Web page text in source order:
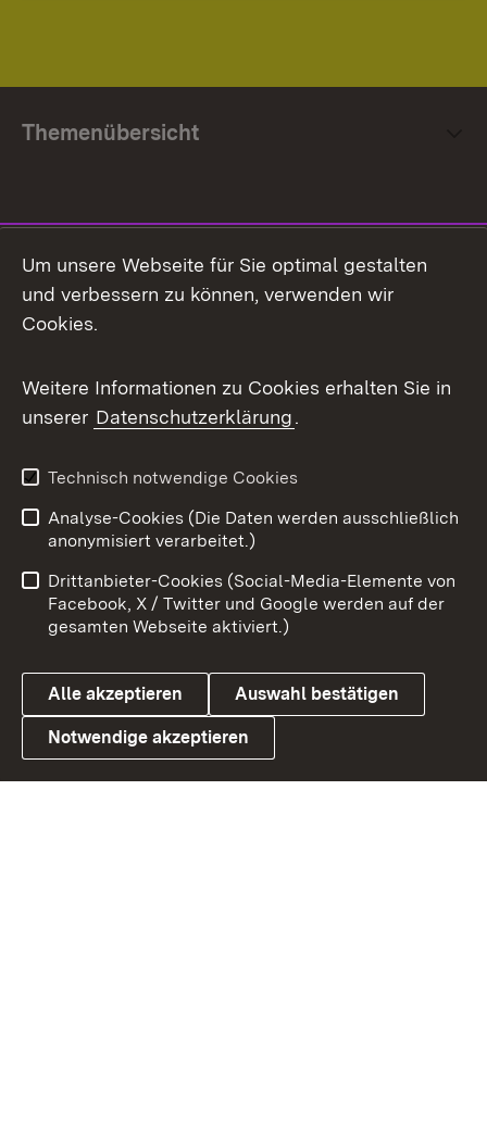
Themenübersicht
Facebook
X / Twitter
Youtube
Link zum Landesportal
Impressum
Kontakt
Barrierefreiheit
Datenschutz
Cookies
Um unsere Webseite für Sie optimal gestalten
und verbessern zu können, verwenden wir
Cookies.
Weitere Informationen zu Cookies erhalten Sie in
unserer Datenschutzerklärung.
Technisch notwendige Cookies
Analyse-Cookies (Die Daten werden ausschließlich
anonymisiert verarbeitet.)
Drittanbieter-Cookies (Social-Media-Elemente von
Facebook, X / Twitter und Google werden auf der
gesamten Webseite aktiviert.)
Alle akzeptieren Auswahl bestätigen
Notwendige akzeptieren